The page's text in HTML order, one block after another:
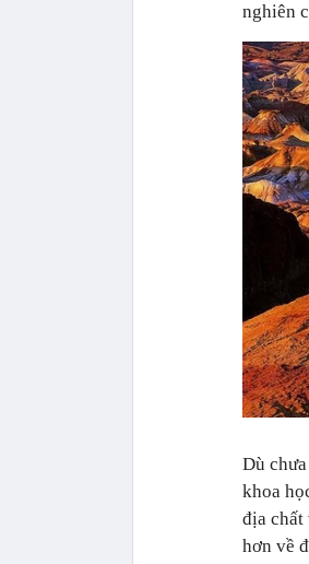
nghiên
Dù
khoa
địa chất
hơn về